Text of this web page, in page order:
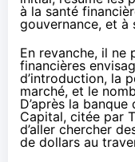
à la santé
gouvernance, et à
En revanche, il ne
financières
d’introduction, la
marché, et le
D’après la banque
Capital, citée par
d’aller chercher
de dollars au